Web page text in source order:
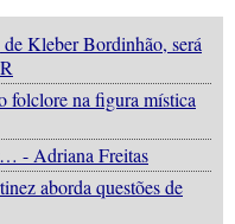
Kleber Bordinhão, será
folclore na figura mística
- Adriana Freitas
aborda questões de